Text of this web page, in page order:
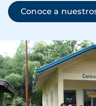
Conoce a